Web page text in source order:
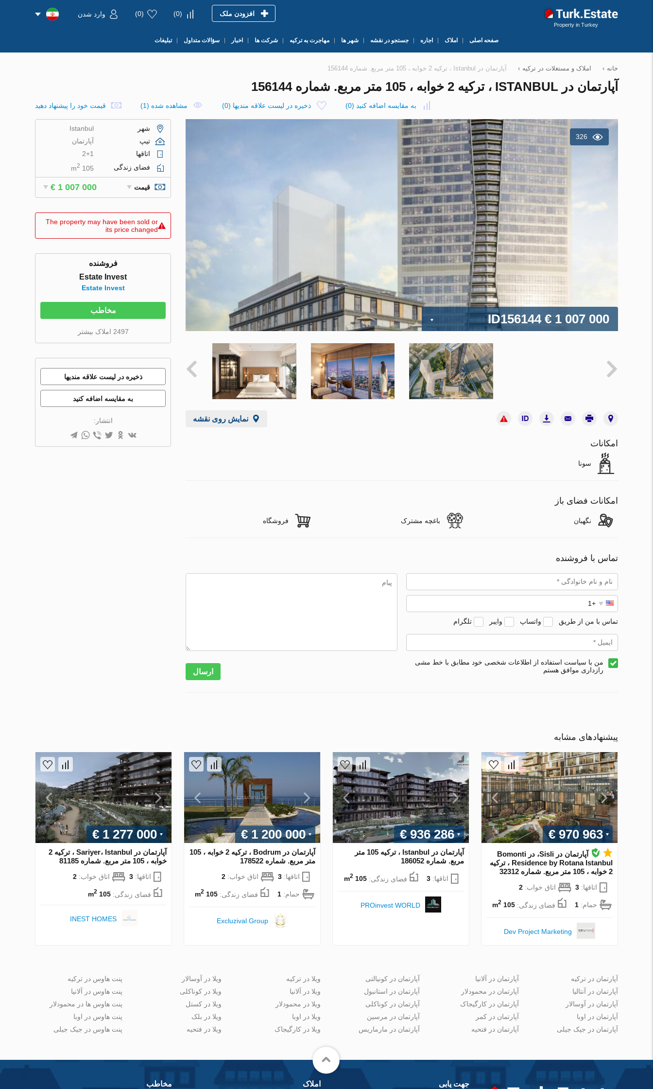
Property in Turkey
افزودن ملک (
0
)
(
0
) وارد شدن
صفحه اصلی املاک اجاره جستجو در نقشه شهر ها مهاجرت به ترکیه شرکت ها اخبار سؤالات متداول تبلیغات
خانه › املاک و مستغلات در ترکیه › آپارتمان در Istanbul ، ترکیه 2 خوابه ، 105 متر مربع. شماره 156144
آپارتمان در ISTANBUL ، ترکیه 2 خوابه ، 105 متر مربع. شماره 156144
به مقایسه اضافه کنید (
0
) ذخیره در لیست علاقه مندیها (
0
) مشاهده شده (1) قیمت خود را پیشنهاد دهید
326
ID156144€ 1 007 000
نمایش روی نقشه
امکانات
سونا
امکانات فضای باز
نگهبان باغچه مشترک فروشگاه
تماس با فروشنده
تماس با من از طریق واتساپ وایبر تلگرام
من با سیاست استفاده از اطلاعات شخصی خود مطابق با خط مشی
رازداری موافق هستم
ارسال
شهر
Istanbul
تیپ
آپارتمان
اتاقها
2+1
فضای زندگی
105 m
2
قیمت € 1 007 000
The property may have been sold or
its price changed
فروشنده
Estate Invest
Estate Invest
مخاطب
2497 املاک بیشتر
ذخیره در لیست علاقه مندیها
به مقایسه اضافه کنید
انتشار:
پیشنهادهای مشابه
€ 970 963
آپارتمان در Sisli، در Bomonti
Residence by Rotana Istanbul ، ترکیه
2 خوابه ، 105 متر مربع. شماره 32312
اتاقها: 3 اتاق خواب: 2
حمام: 1 فضای زندگی: 105 m
2
Dev Project Marketing
€ 936 286
آپارتمان در Istanbul ، ترکیه 105 متر
مربع. شماره 186052
اتاقها: 3 فضای زندگی: 105 m
2
PROinvest WORLD
€ 1 200 000
آپارتمان در Bodrum ، ترکیه 2 خوابه ، 105
متر مربع. شماره 178522
اتاقها: 3 اتاق خواب: 2
حمام: 1 فضای زندگی: 105 m
2
Excluzival Group
€ 1 277 000
آپارتمان در Sariyer، Istanbul ، ترکیه 2
خوابه ، 105 متر مربع. شماره 81185
اتاقها: 3 اتاق خواب: 2
فضای زندگی: 105 m
2
INEST HOMES
آپارتمان در ترکیه
آپارتمان در آنتالیا
آپارتمان در آوسالار
آپارتمان در اوبا
آپارتمان در جیک جیلی
آپارتمان در آلانیا
آپارتمان در محمودلار
آپارتمان در کارگیجاک
آپارتمان در کمر
آپارتمان در فتحیه
آپارتمان در کونیالتی
آپارتمان در استانبول
آپارتمان در کوناکلی
آپارتمان در مرسین
آپارتمان در مارماریس
ویلا در ترکیه
ویلا در آلانیا
ویلا در محمودلار
ویلا در اوبا
ویلا در کارگیجاک
ویلا در آوسالار
ویلا در کوناکلی
ویلا در کستل
ویلا در بلک
ویلا در فتحیه
پنت هاوس در ترکیه
پنت هاوس در آلانیا
پنت هاوس ها در محمودلار
پنت هاوس در اوبا
پنت هاوس در جیک جیلی
جهت یابی املاک مخاطب